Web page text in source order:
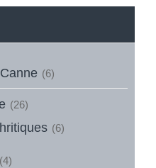
(6)
(26)
(6)
(4)